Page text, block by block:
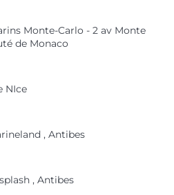
Monte-Carlo - 2 av Monte
de Monaco
NIce
, Antibes
, Antibes